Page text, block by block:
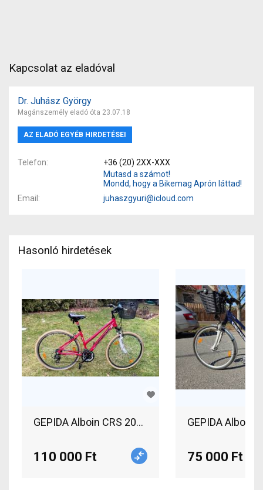
Kapcsolat az eladóval
Dr. Juhász György
Magánszemély eladó óta 23.07.18
AZ ELADÓ EGYÉB HIRDETÉSEI
Telefon
+36 (20) 2XX-XXX
Mutasd a számot!
Mondd, hogy a Bikemag Aprón láttad!
Email
juhaszgyuri@icloud.com
Hasonló hirdetések
GEPIDA Alboin CRS 200 Trekking/cross v-fék
110 000 Ft
GEPIDA Alboin
75 000 Ft